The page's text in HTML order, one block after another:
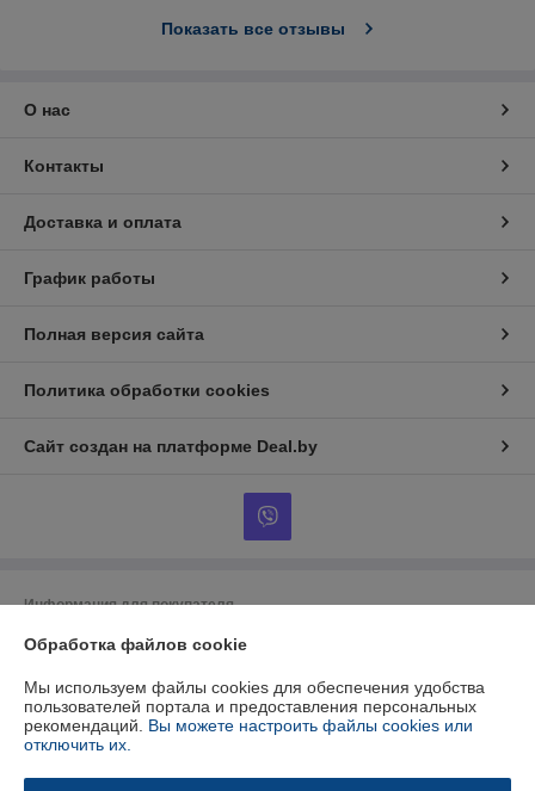
Показать все отзывы
О нас
Контакты
Доставка и оплата
График работы
Полная версия сайта
Политика обработки cookies
Сайт создан на платформе Deal.by
Информация для покупателя
Юридическое лицо:ООО "БУРАН-Техно"
Регистрационный номер ЕГР: 192412723
УНП: 192412723
Регистрационный орган: Минский горисполком
Обработка файлов cookie
Мы используем файлы cookies для обеспечения удобства
пользователей портала и предоставления персональных
рекомендаций. Вы можете настроить файлы cookies или
отключить их.